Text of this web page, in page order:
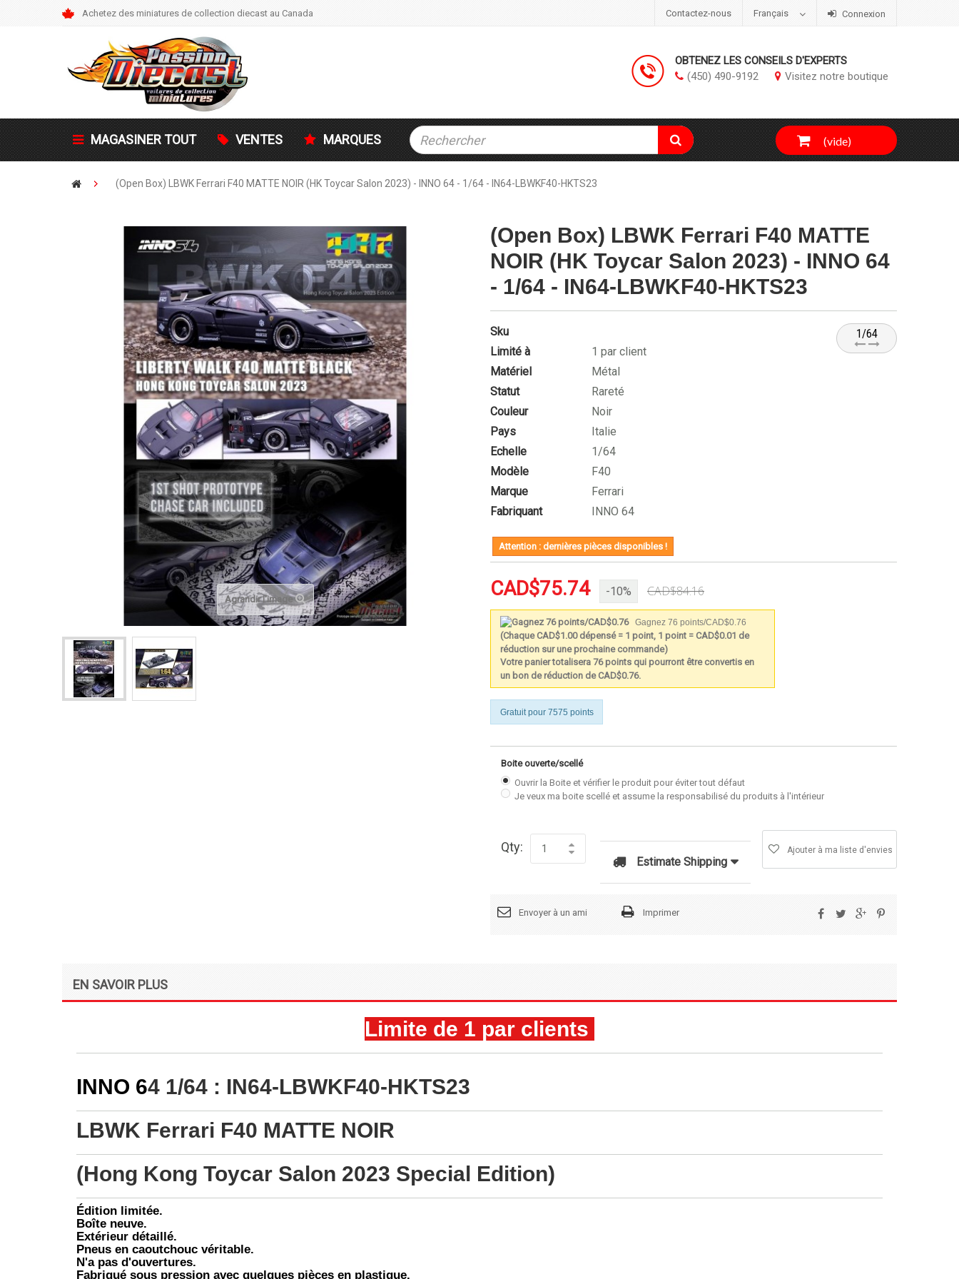
Connexion
Français
Contactez-nous
Achetez des miniatures de collection diecast au Canada
OBTENEZ LES CONSEILS D'EXPERTS
(450) 490-9192
Visitez notre boutique
MAGASINER TOUT VENTES MARQUES (vide)
(Open Box) LBWK Ferrari F40 MATTE NOIR (HK Toycar Salon 2023) - INNO 64 - 1/64 - IN64-LBWKF40-HKTS23
Agrandir l'image
(Open Box) LBWK Ferrari F40 MATTE
NOIR (HK Toycar Salon 2023) - INNO 64
- 1/64 - IN64-LBWKF40-HKTS23
1/64
Sku
Limité à
1 par client
Matériel
Métal
Statut
Rareté
Couleur
Noir
Pays
Italie
Echelle
1/64
Modèle
F40
Marque
Ferrari
Fabriquant
INNO 64
Attention : dernières pièces disponibles !
CAD$75.74 -10% CAD$84.16
Gagnez 76 points/CAD$0.76
(Chaque CAD$1.00 dépensé = 1 point, 1 point = CAD$0.01 de
réduction sur une prochaine commande)
Votre panier totalisera 76 points qui pourront être convertis en
un bon de réduction de CAD$0.76.
Gratuit pour 7575 points
Boite ouverte/scellé
Ouvrir la Boite et vérifier le produit pour éviter tout défaut
Je veux ma boite scellé et assume la responsabilisé du produits à l'intérieur
Qty: Ajouter à ma liste d'envies
Estimate Shipping
Envoyer à un ami Imprimer
EN SAVOIR PLUS
Limite de 1 par clients
INNO 64 1/64 : IN64-LBWKF40-HKTS23
LBWK Ferrari F40 MATTE NOIR
(Hong Kong Toycar Salon 2023 Special Edition)
Édition limitée.
Boîte neuve.
Extérieur détaillé.
Pneus en caoutchouc véritable.
N'a pas d'ouvertures.
Fabriqué sous pression avec quelques pièces en plastique.